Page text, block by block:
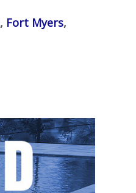
, Fort Myers,